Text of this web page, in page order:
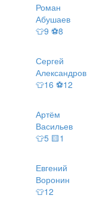
Роман
Абушаев
👕9 ⚽8
Сергей
Александров
👕16 ⚽12
Артём
Васильев
👕5 🟨1
Евгений
Воронин
👕12